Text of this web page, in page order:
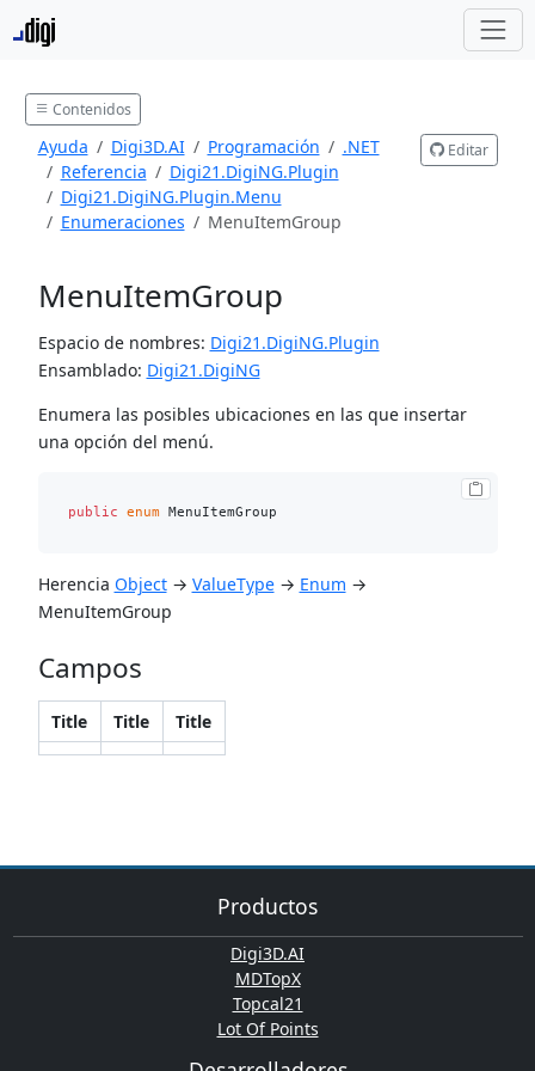
Contenidos
Ayuda Digi3D.AI Programación
.NET
Referencia
Digi21.DigiNG.Plugin
Digi21.DigiNG.Plugin.Menu
Enumeraciones
MenuItemGroup
Editar
MenuItemGroup
Espacio de nombres: Digi21.DigiNG.Plugin
Ensamblado: Digi21.DigiNG
Enumera las posibles ubicaciones en las que insertar
una opción del menú.
public enum
‌Herencia Object→ ValueType→ Enum →
MenuItemGroup
Campos
​Title ​Title ​Title
Productos
Digi3D.AI
MDTopX
Topcal21
Lot Of Points